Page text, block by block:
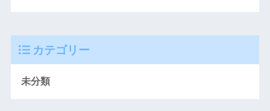
カテゴリー
未分類